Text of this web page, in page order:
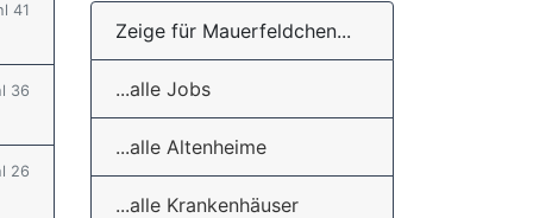
41
36
26
Zeige für Mauerfeldchen...
...alle Jobs
...alle Altenheime
...alle Krankenhäuser